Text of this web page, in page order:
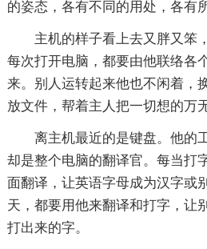
的姿态，各有不同的用处，各有
主机的样子看上去又胖又笨，
每次打开电脑，都要由他联络各
来。别人运转起来他也不闲着，
放文件，帮着主人把一切想的万
离主机最近的是键盘。他的工
却是整个电脑的翻译官。每当打
面翻译，让英语字母成为汉字或
天，都要用他来翻译和打字，让
打出来的字。